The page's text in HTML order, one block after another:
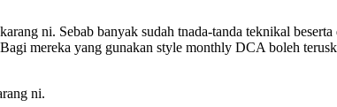
ni. Sebab banyak sudah tnada-tanda teknikal
mereka yang gunakan style monthly DCA boleh
ni.